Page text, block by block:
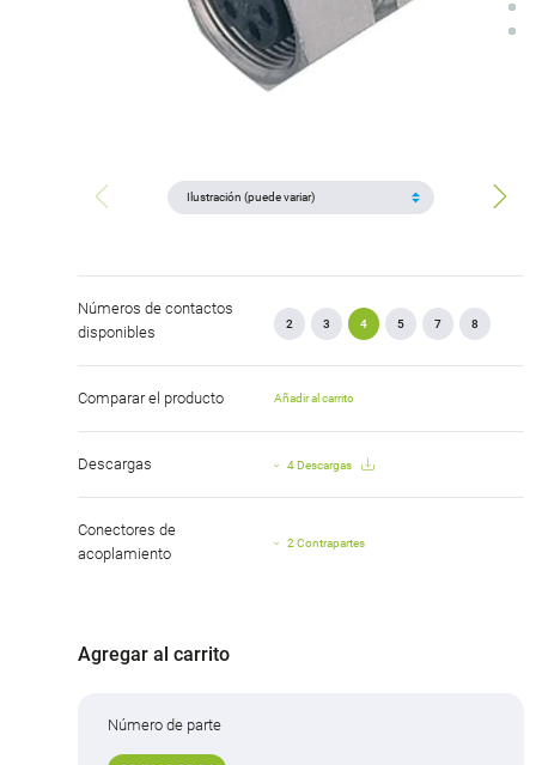
Números de contactos
disponibles
2 3 4 5 7 8
Comparar el producto Añadir al carrito
Descargas 4 Descargas
Conectores de
acoplamiento
2 Contrapartes
Agregar al carrito
Número de parte